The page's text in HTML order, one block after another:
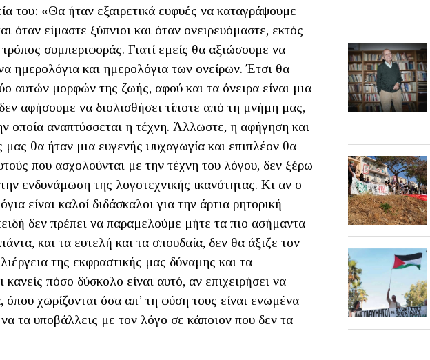
του: «Θα ήταν εξαιρετικά ευφυές να καταγράψουμε
όταν είμαστε ξύπνιοι και όταν ονειρευόμαστε, εκτός
συμπεριφοράς. Γιατί εμείς θα αξιώσουμε να
ημερολόγια και ημερολόγια των ονείρων. Έτσι θα
αυτών μορφών της ζωής, αφού και τα όνειρα είναι μια
αφήσουμε να διολισθήσει τίποτε από τη μνήμη μας,
οποία αναπτύσσεται η τέχνη. Άλλωστε, η αφήγηση και
μας θα ήταν μια ευγενής ψυχαγωγία και επιπλέον θα
που ασχολούνται με την τέχνη του λόγου, δεν ξέρω
ενδυνάμωση της λογοτεχνικής ικανότητας. Κι αν ο
είναι καλοί διδάσκαλοι για την άρτια ρητορική
δεν πρέπει να παραμελούμε μήτε τα πιο ασήμαντα
και τα ευτελή και τα σπουδαία, δεν θα άξιζε τον
της εκφραστικής μας δύναμης και τα
πόσο δύσκολο είναι αυτό, αν επιχειρήσει να
χωρίζονται όσα απ’ τη φύση τους είναι ενωμένα
τα υποβάλλεις με τον λόγο σε κάποιον που δεν τα